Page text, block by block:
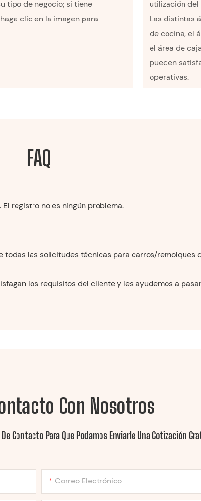
tipo de negocio; si tiene
clic en la imagen para
utilización
Las distintas
de cocina, el
el área de
pueden
operativas.
FAQ
registro no es ningún problema.
todas las solicitudes técnicas para carros/remolques
los requisitos del cliente y les ayudemos a
Con Nosotros
Contacto Para Que Podamos Enviarle Una Cotización
Correo Electrónico